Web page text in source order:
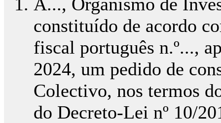
constituído de acordo
fiscal português n.º...,
2024, um pedido de
Colectivo, nos termos
do Decreto-Lei nº 10/